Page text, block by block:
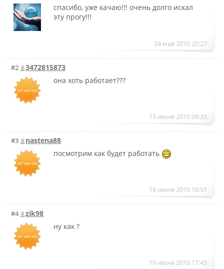
спасибо, уже качаю!!! очень долго искал
эту прогу!!!
24 мая 2010 20:27
#2
3472815873
она хоть работает???
15 июня 2010 09:33
#3
nastena88
посмотрим как будет работать
18 июня 2010 16:51
#4
zik98
ну как ?
19 июня 2010 17:43